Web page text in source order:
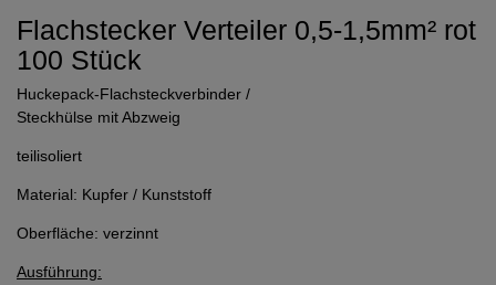
Flachstecker Verteiler 0,5-1,5mm² rot
100 Stück
Huckepack-Flachsteckverbinder /
Steckhülse mit Abzweig
teilisoliert
Material: Kupfer / Kunststoff
Oberfläche: verzinnt
Ausführung: